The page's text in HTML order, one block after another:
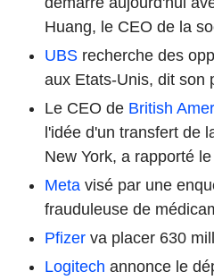
Huang, le CEO de la
UBS recherche des
aux Etats-Unis, dit son
Le CEO de British
l'idée d'un transfert de
New York, a rapporté
Meta visé par une
frauduleuse de
Pfizer va placer 630
Logitech annonce le